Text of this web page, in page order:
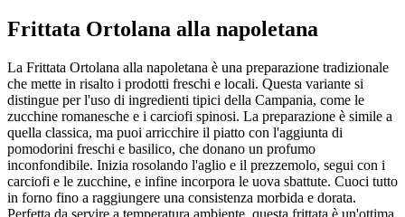
Frittata Ortolana alla napoletana
La Frittata Ortolana alla napoletana è una preparazione tradizionale
che mette in risalto i prodotti freschi e locali. Questa variante si
distingue per l'uso di ingredienti tipici della Campania, come le
zucchine romanesche e i carciofi spinosi. La preparazione è simile a
quella classica, ma puoi arricchire il piatto con l'aggiunta di
pomodorini freschi e basilico, che donano un profumo
inconfondibile. Inizia rosolando l'aglio e il prezzemolo, segui con i
carciofi e le zucchine, e infine incorpora le uova sbattute. Cuoci tutto
in forno fino a raggiungere una consistenza morbida e dorata.